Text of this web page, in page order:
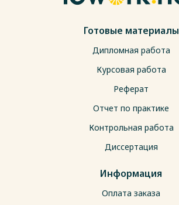
Готовые материалы
Дипломная работа
Курсовая работа
Реферат
Отчет по практике
Контрольная работа
Диссертация
Информация
Оплата заказа